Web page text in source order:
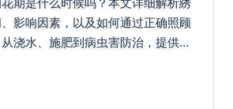
影响因素，以及如何通过正确照顾
浇水、施肥到病虫害防治，提供实